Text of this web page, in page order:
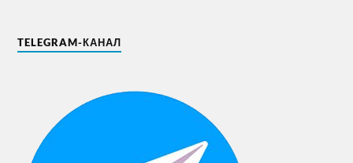
TELEGRAM-КАНАЛ